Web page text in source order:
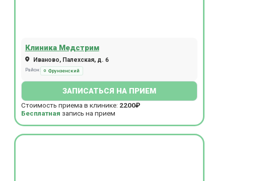
Клиника Медстрим
Иваново, Палехская, д. 6
Район: Фрунзенский
ЗАПИСАТЬСЯ НА ПРИЕМ
Стоимость приема в клинике: 2200₽
Бесплатная запись на прием